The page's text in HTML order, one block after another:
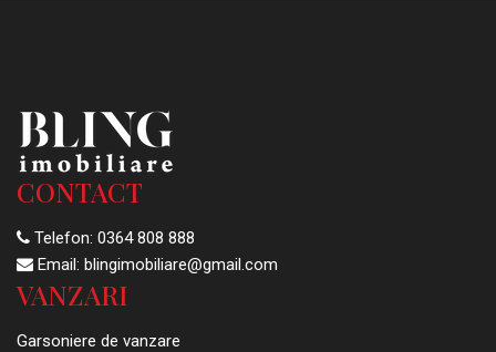
CONTACT
Telefon: 0364 808 888
Email: blingimobiliare@gmail.com
VANZARI
Garsoniere de vanzare